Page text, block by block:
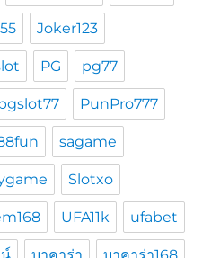
Joker123
PG pg77
PunPro777
sagame
Slotxo
UFA11k ufabet
บาคาร่า บาคาร่า168